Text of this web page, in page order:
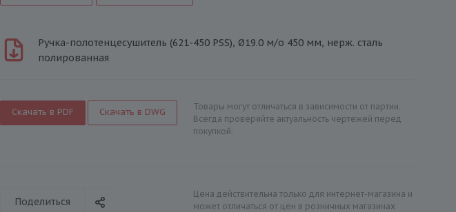
Ручка-полотенцесушитель (621-450 PSS), Ø19.0 м/о 450 мм, нерж. сталь
полированная
Скачать в PDF Скачать в DWG
Товары могут отличаться в зависимости от партии.
Всегда проверяйте актуальность чертежей перед
покупкой.
Поделиться
Цена действительна только для интернет-магазина и
может отличаться от цен в розничных магазинах